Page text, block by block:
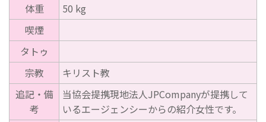
体重
50 kg
喫煙
タトゥ
宗教
キリスト教
追記・備
考
当協会提携現地法人JPCompanyが提携して
いるエージェンシーからの紹介女性です。